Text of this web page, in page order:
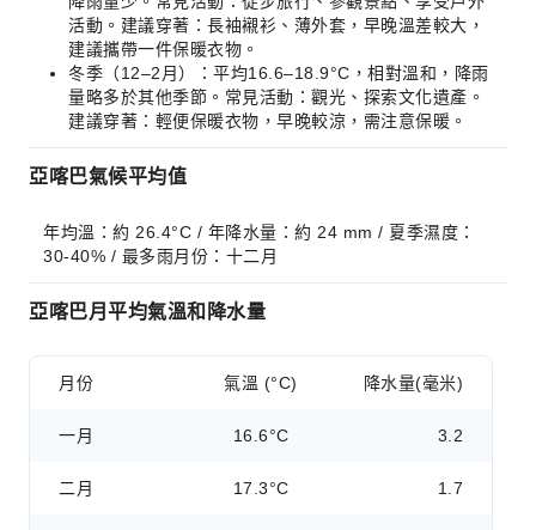
活動。建議穿著：長袖襯衫、薄外套，早晚溫差較大，
建議攜帶一件保暖衣物。
冬季（12–2月）：平均16.6–18.9°C，相對溫和，降雨
量略多於其他季節。常見活動：觀光、探索文化遺產。
建議穿著：輕便保暖衣物，早晚較涼，需注意保暖。
亞喀巴氣候平均值
年均溫：約 26.4°C / 年降水量：約 24 mm / 夏季濕度：
30-40% / 最多雨月份：十二月
亞喀巴月平均氣溫和降水量
月份 氣溫 (°C) 降水量(毫米)
一月 16.6°C 3.2
二月 17.3°C 1.7